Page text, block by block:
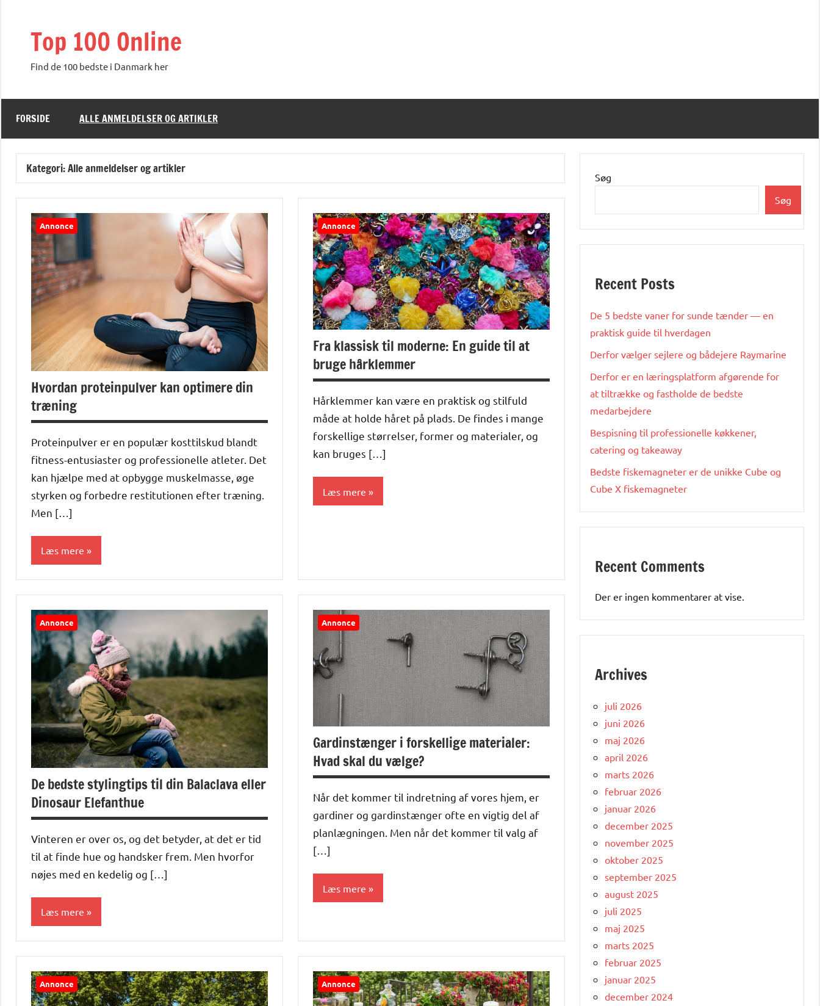
Top 100 Online
Find de 100 bedste i Danmark her
FORSIDE ALLE ANMELDELSER OG ARTIKLER
Kategori:Alle anmeldelser og artikler
Annonce
Hvordan proteinpulver kan optimere din
træning
Proteinpulver er en populær kosttilskud blandt
fitness-entusiaster og professionelle atleter. Det
kan hjælpe med at opbygge muskelmasse, øge
styrken og forbedre restitutionen efter træning.
Men […]
Læs mere
og artikler
Annonce
Fra klassisk til moderne: En guide til at
bruge hårklemmer
Hårklemmer kan være en praktisk og stilfuld
måde at holde håret på plads. De findes i mange
forskellige størrelser, former og materialer, og
kan bruges […]
Læs mere
Annonce
De bedste stylingtips til din Balaclava eller
Dinosaur Elefanthue
Vinteren er over os, og det betyder, at det er tid
til at finde hue og handsker frem. Men hvorfor
nøjes med en kedelig og […]
Læs mere
og artikler
Annonce
Gardinstænger i forskellige materialer:
Hvad skal du vælge?
Når det kommer til indretning af vores hjem, er
gardiner og gardinstænger ofte en vigtig del af
planlægningen. Men når det kommer til valg af
[…]
Læs mere
anmeldelser
og artikler
Annonce Annonce
Søg
Søg
Recent Posts
De 5 bedste vaner for sunde tænder — en
praktisk guide til hverdagen
Derfor vælger sejlere og bådejere Raymarine
Derfor er en læringsplatform afgørende for
at tiltrække og fastholde de bedste
medarbejdere
Bespisning til professionelle køkkener,
catering og takeaway
Bedste fiskemagneter er de unikke Cube og
Cube X fiskemagneter
Recent Comments
Der er ingen kommentarer at vise.
Archives
juli 2026
juni 2026
maj 2026
april 2026
marts 2026
februar 2026
januar 2026
december 2025
november 2025
oktober 2025
september 2025
august 2025
juli 2025
maj 2025
marts 2025
februar 2025
januar 2025
december 2024